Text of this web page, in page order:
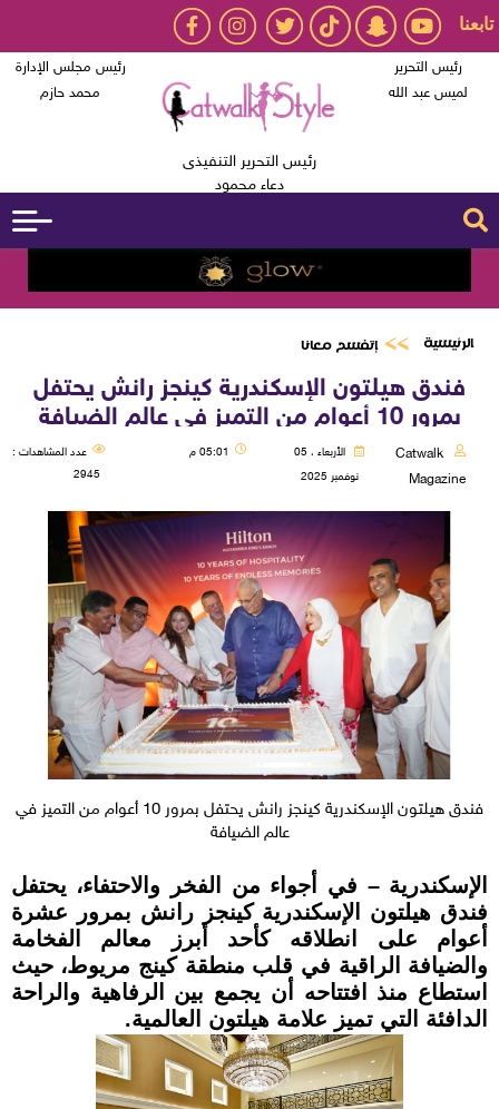
تابعنا
رئيس التحرير
لميس عبد الله
رئيس التحرير التنفيذى
دعاء محمود
رئيس مجلس الإدارة
محمد حازم
الرئيسية إتفسح معانا
فندق هيلتون الإسكندرية كينجز رانش يحتفل
بمرور 10 أعوام من التميز في عالم الضيافة
Catwalk
Magazine
الأربعاء ، 05
نوفمبر 2025
05:01 م
عدد المشاهدات :
2945
فندق هيلتون الإسكندرية كينجز رانش يحتفل بمرور 10 أعوام من التميز في
عالم الضيافة
الإسكندرية – في أجواء من الفخر والاحتفاء، يحتفل
فندق هيلتون الإسكندرية كينجز رانش بمرور عشرة
أعوام على انطلاقه كأحد أبرز معالم الفخامة
والضيافة الراقية في قلب منطقة كينج مريوط، حيث
استطاع منذ افتتاحه أن يجمع بين الرفاهية والراحة
الدافئة التي تميز علامة هيلتون العالمية.